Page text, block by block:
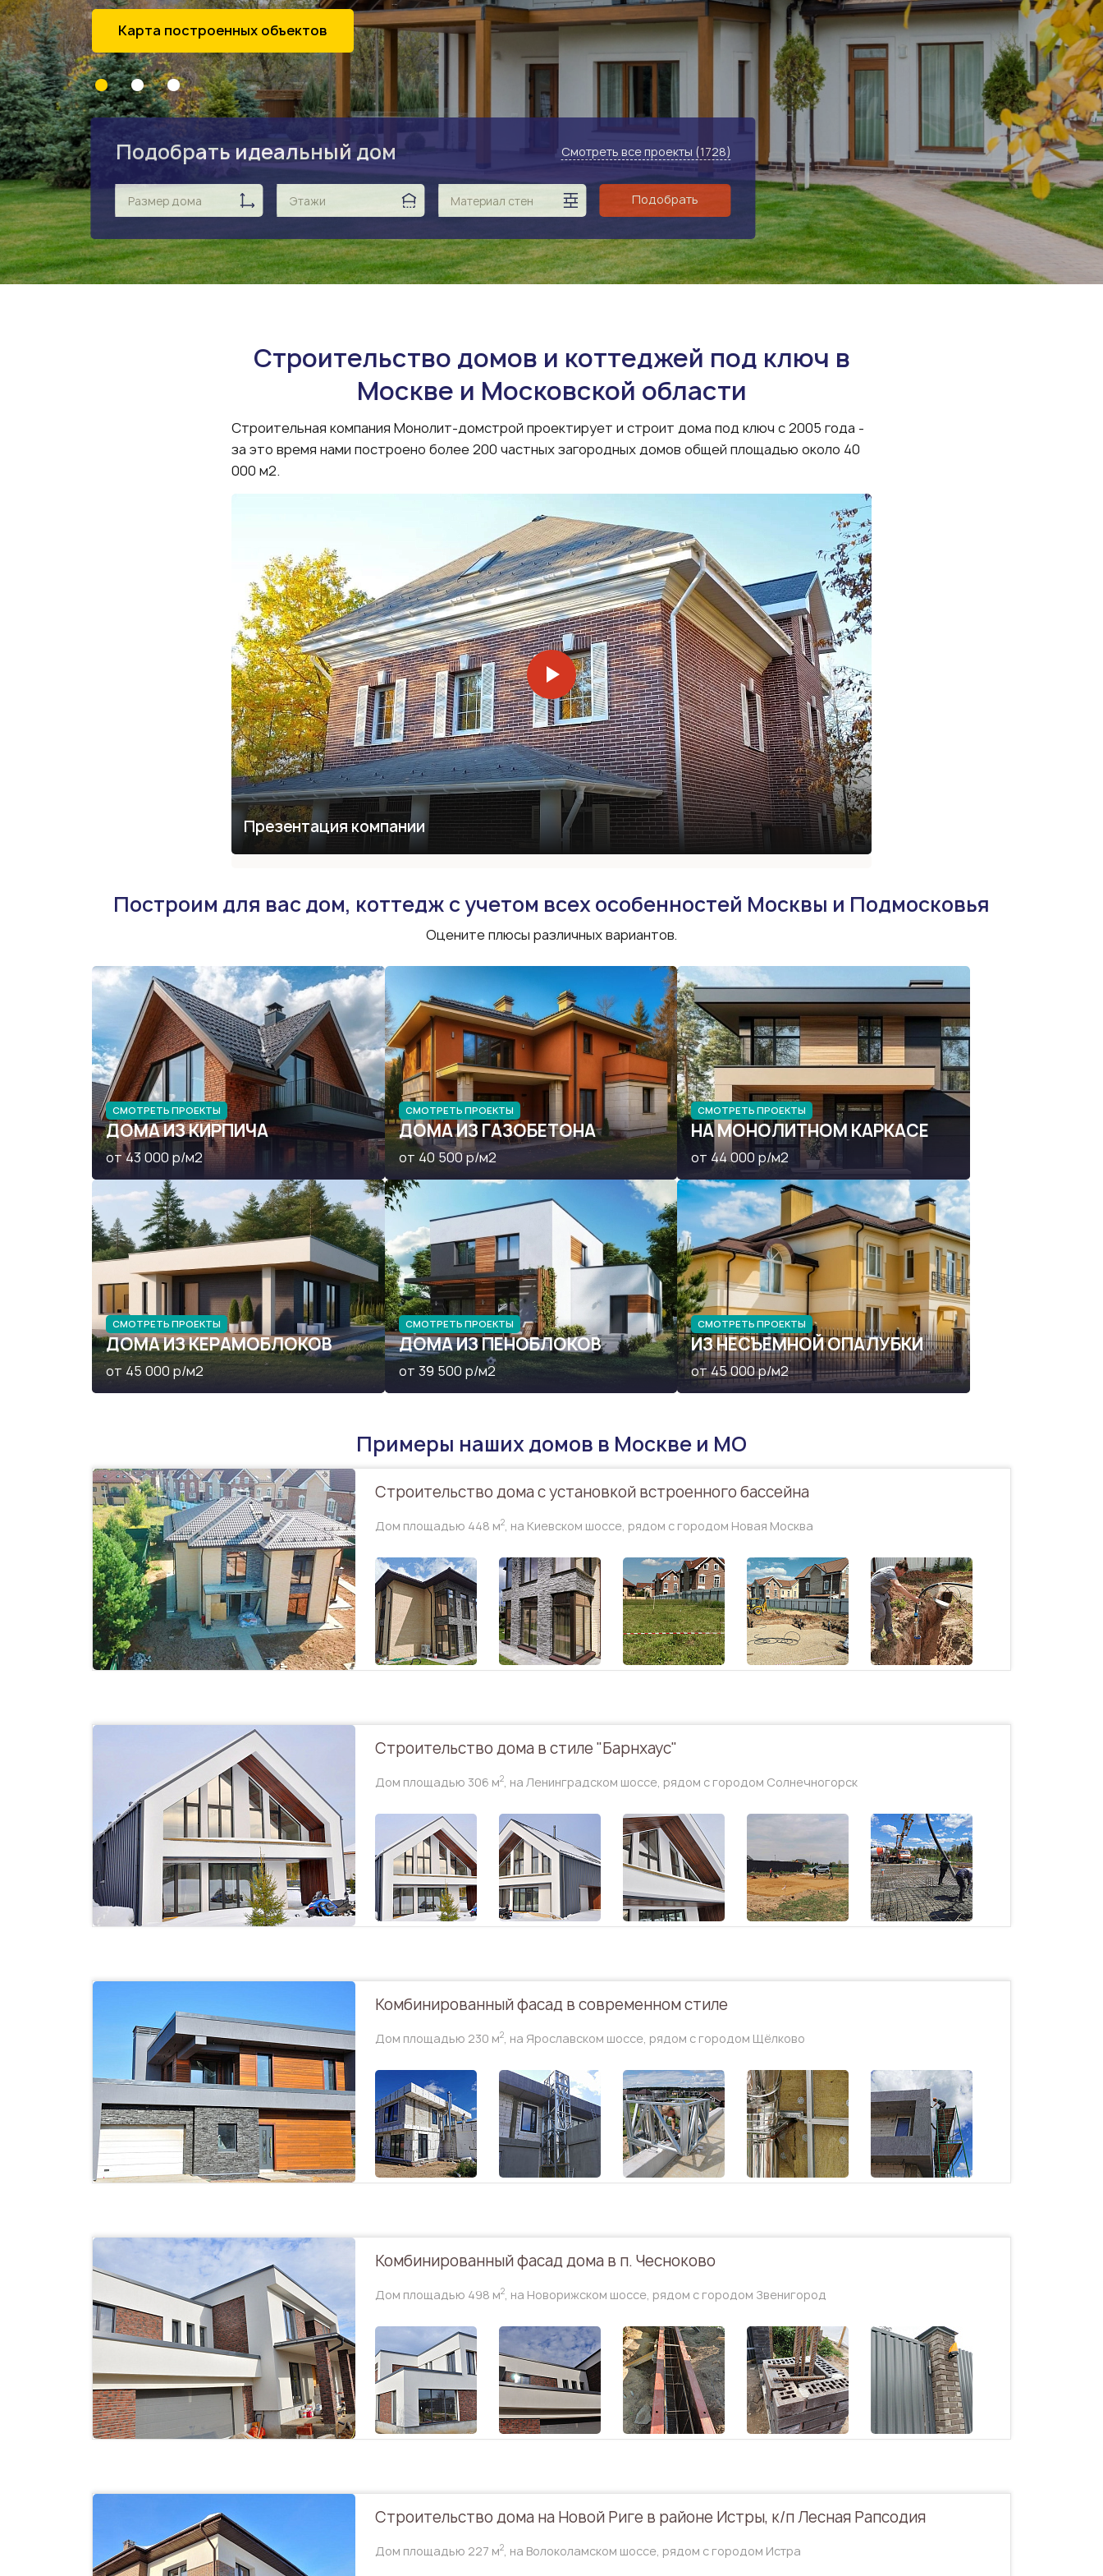
построенных объектовОтзывы наших клиентовДополнительные услуги Карта построенных объектов
Подобрать идеальный дом Смотреть все проекты (1728)
Размер дома Этажи Материал стен Подобрать
Строительство домов и коттеджей под ключ в
Москве и Московской области
Строительная компания Монолит-домстрой проектирует и строит дома под ключ с 2005 года -
за это время нами построено более 200 частных загородных домов общей площадью около 40
000 м2.
Презентация компании
Построим для вас дом, коттедж с учетом всех особенностей Москвы и Подмосковья
Оцените плюсы различных вариантов.
СМОТРЕТЬ ПРОЕКТЫ
ДОМА ИЗ КИРПИЧА
от 43 000 р/м2
СМОТРЕТЬ ПРОЕКТЫ
ДОМА ИЗ ГАЗОБЕТОНА
от 40 500 р/м2
СМОТРЕТЬ ПРОЕКТЫ
НА МОНОЛИТНОМ КАРКАСЕ
от 44 000 р/м2
СМОТРЕТЬ ПРОЕКТЫ
ДОМА ИЗ КЕРАМОБЛОКОВ
от 45 000 р/м2
СМОТРЕТЬ ПРОЕКТЫ
ДОМА ИЗ ПЕНОБЛОКОВ
от 39 500 р/м2
СМОТРЕТЬ ПРОЕКТЫ
ИЗ НЕСЪЕМНОЙ ОПАЛУБКИ
от 45 000 р/м2
Примеры наших домов в Москве и МО
Строительство дома с установкой встроенного бассейна
Дом площадью 448 м2 , на Киевском шоссе, рядом с городом Новая Москва
Строительство дома в стиле "Барнхаус"
Дом площадью 306 м2 , на Ленинградском шоссе, рядом с городом Солнечногорск
Комбинированный фасад в современном стиле
Дом площадью 230 м2 , на Ярославском шоссе, рядом с городом Щёлково
Комбинированный фасад дома в п. Чесноково
Дом площадью 498 м2 , на Новорижском шоссе, рядом с городом Звенигород
Строительство дома на Новой Риге в районе Истры, к/п Лесная Рапсодия
Дом площадью 227 м2 , на Волоколамском шоссе, рядом с городом Истра